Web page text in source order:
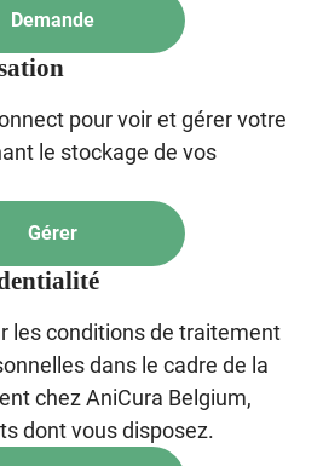
Demande
pour voir et gérer votre
le stockage de vos
Gérer
les conditions de traitement
dans le cadre de la
chez AniCura Belgium,
dont vous disposez.